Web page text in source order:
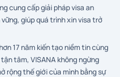
cung cấp giải pháp visa an
giúp quá trình xin visa trở
17 năm kiến tạo niềm tin cùng
tâm, VISANA không ngừng
rộng thế giới của mình bằng sự